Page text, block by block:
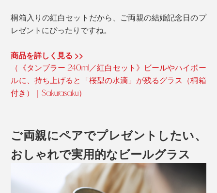
桐箱入りの紅白セットだから、ご両親の結婚記念日のプ
レゼントにぴったりですね。
商品を詳しく見る >>
（《タンブラー 240ml／紅白セット》ビールやハイボー
ルに、持ち上げると「桜型の水滴」が残るグラス（桐箱
付き）｜Sakurasaku）
ご両親にペアでプレゼントしたい、
おしゃれで実用的なビールグラス